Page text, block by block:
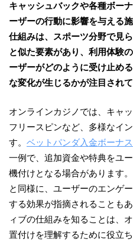
キャッシュバックや各種ボー
ーザーの行動に影響を与える
仕組みは、スポーツ分野で見
と似た要素があり、利用体験
ーザーがどのように受け止め
な変化が生じるかが注目されて
オンラインカジノでは、キャ
フリースピンなど、多様なイ
す。 ベットパンダ入金ボーナス
一例で、追加資金や特典をユ
機付けとなる場合があります
と同様に、ユーザーのエンゲ
する効果が指摘されることも
ィブの仕組みを知ることは、
置付けを理解するために役立ち